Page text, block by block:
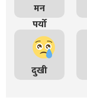
मन
पर्यो
दुखी